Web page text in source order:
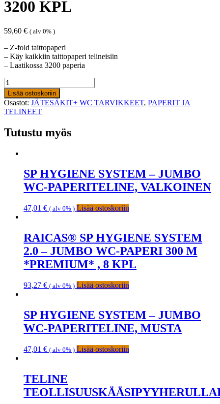
3200 KPL
59,60 € ( alv 0% )
– Z-fold taittopaperi
– Käy kaikkiin taittopaperi telineisiin
– Laatikossa 3200 paperia
Z-
FOLD
TAITTOPAPERI
3200
KPL
Lisää ostoskoriin
Osastot: JÄTESÄKIT+ WC TARVIKKEET, PAPERIT JA
TELINEET
Tutustu myös
SP HYGIENE SYSTEM – JUMBO
WC-PAPERITELINE, VALKOINEN
47,01 € ( alv 0% ) Lisää ostoskoriin
RAICAS® SP HYGIENE SYSTEM
2.0 – JUMBO WC-PAPERI 300 M
*PREMIUM* , 8 KPL
93,27 € ( alv 0% ) Lisää ostoskoriin
SP HYGIENE SYSTEM – JUMBO
WC-PAPERITELINE, MUSTA
47,01 € ( alv 0% ) Lisää ostoskoriin
TELINE